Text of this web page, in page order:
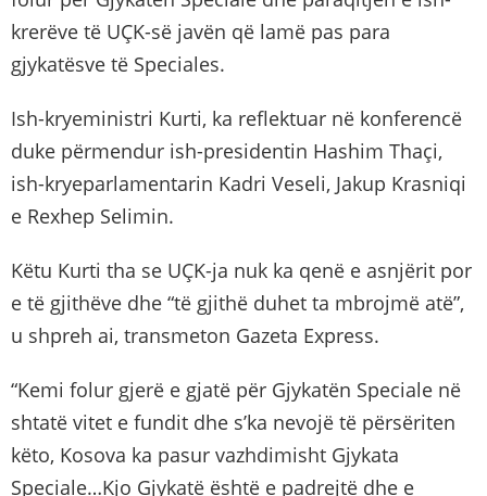
krerëve të UÇK-së javën që lamë pas para
gjykatësve të Speciales.
Ish-kryeministri Kurti, ka reflektuar në konferencë
duke përmendur ish-presidentin Hashim Thaçi,
ish-kryeparlamentarin Kadri Veseli, Jakup Krasniqi
e Rexhep Selimin.
Këtu Kurti tha se UÇK-ja nuk ka qenë e asnjërit por
e të gjithëve dhe “të gjithë duhet ta mbrojmë atë”,
u shpreh ai, transmeton Gazeta Express.
“Kemi folur gjerë e gjatë për Gjykatën Speciale në
shtatë vitet e fundit dhe s’ka nevojë të përsëriten
këto, Kosova ka pasur vazhdimisht Gjykata
Speciale…Kjo Gjykatë është e padrejtë dhe e